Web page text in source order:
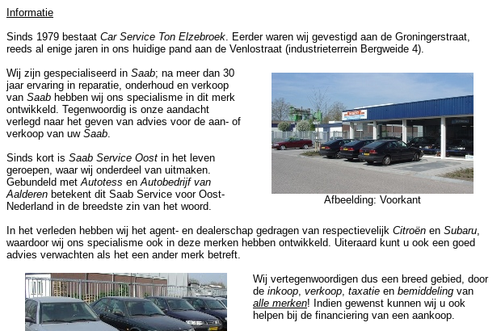
Informatie
Sinds 1979 bestaat Car Service Ton Elzebroek. Eerder waren wij gevestigd aan de Groningerstraat,
reeds al enige jaren in ons huidige pand aan de Venlostraat (industrieterrein Bergweide 4).
Wij zijn gespecialiseerd in Saab; na meer dan 30
jaar ervaring in reparatie, onderhoud en verkoop
van Saab hebben wij ons specialisme in dit merk
ontwikkeld. Tegenwoordig is onze aandacht
verlegd naar het geven van advies voor de aan- of
verkoop van uw Saab.
Sinds kort is Saab Service Oost in het leven
geroepen, waar wij onderdeel van uitmaken.
Gebundeld metAutotess enAutobedrijf van
Aalderen betekent dit Saab Service voor Oost-
Nederland in de breedste zin van het woord.
Afbeelding: Voorkant
In het verleden hebben wij het agent- en dealerschap gedragen van respectievelijk Citroën en Subaru,
waardoor wij ons specialisme ook in deze merken hebben ontwikkeld. Uiteraard kunt u ook een goed
advies verwachten als het een ander merk betreft.
Wij vertegenwoordigen dus een breed gebied, door
de inkoop, verkoop, taxatie en bemiddeling van
alle merken! Indien gewenst kunnen wij u ook
helpen bij de financiering van een aankoop.